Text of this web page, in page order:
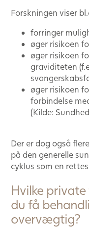
Forskningen viser
forringer
øger risikoen
øger risikoen
graviditeten
øger risikoen
forbindelse
(Kilde:
Der er dog også
på den generelle
cyklus som en
Hvilke
du få
overvægtig?